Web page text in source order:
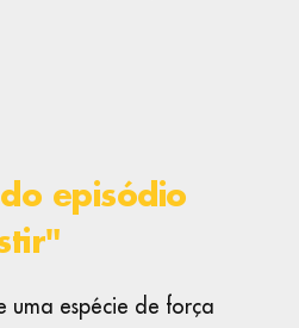
episódio
uma espécie de força